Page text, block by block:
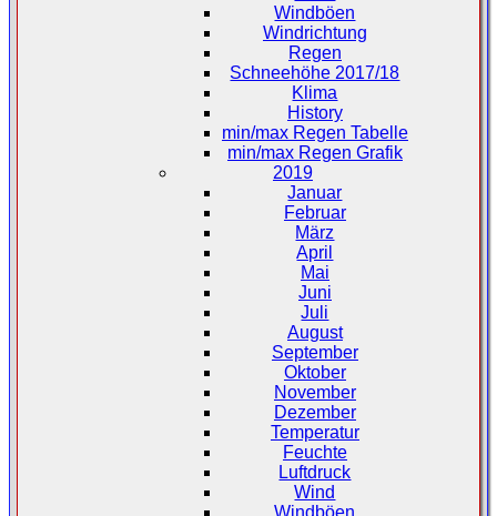
Windböen
Windrichtung
Regen
Schneehöhe 2017/18
Klima
History
min/max Regen Tabelle
min/max Regen Grafik
2019
Januar
Februar
März
April
Mai
Juni
Juli
August
September
Oktober
November
Dezember
Temperatur
Feuchte
Luftdruck
Wind
Windböen